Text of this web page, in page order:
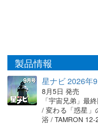
製品情報
星ナビ 2026年
8月5日 発売
「宇宙兄弟」最
/ 変わる「惑星」
浴 / TAMRON